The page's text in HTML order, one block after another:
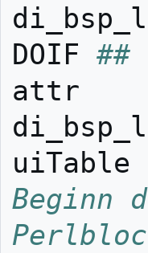
DOIF ##
attr
uiTable
Beginn